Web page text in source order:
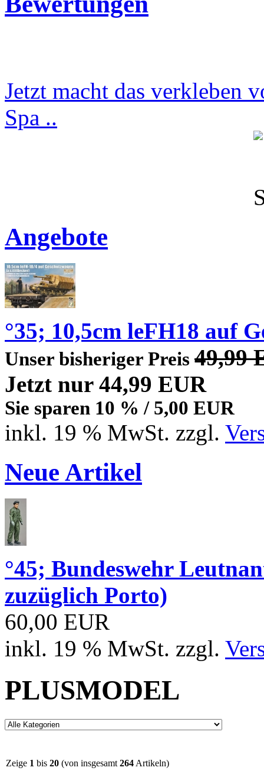
Jetzt macht das verkleben
Spa ..
Angebote
°35; 10,5cm leFH18 auf
Unser bisheriger Preis 49,99
Jetzt nur 44,99 EUR
Sie sparen 10 % / 5,00 EUR
inkl. 19 % MwSt. zzgl.
Neue Artikel
°45; Bundeswehr
zuzüglich Porto)
60,00 EUR
inkl. 19 % MwSt. zzgl.
PLUSMODEL
Zeige 1 bis 20 (von insgesamt 264 Artikeln)